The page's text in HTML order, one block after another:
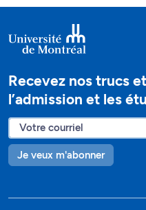
Recevez nos trucs
l’admission et les
Je veux m'abonner